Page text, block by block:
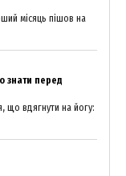
місяць пішов на
знати перед
що вдягнути на йогу: